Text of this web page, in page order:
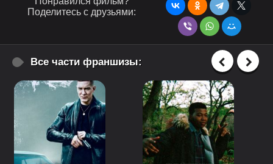
Поделитесь с друзьями:
Все части франшизы: